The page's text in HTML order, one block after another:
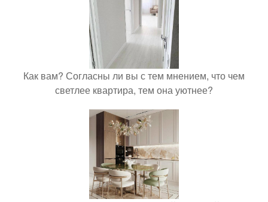
Как вам? Согласны ли вы с тем мнением, что чем
светлее квартира, тем она уютнее?